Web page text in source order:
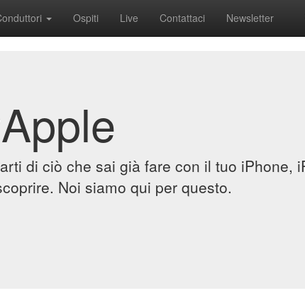
Ospiti Live Contattaci Newsletter
di ciò che sai già fare con il tuo iPhone,
Noi siamo qui per questo.